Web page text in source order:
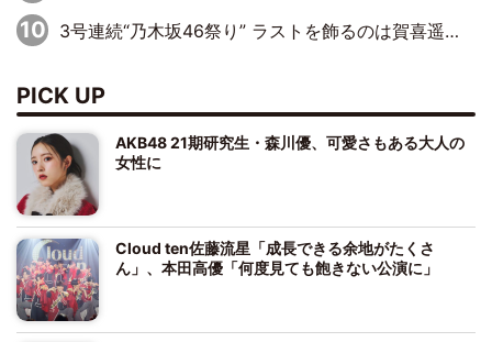
3号連続“乃木坂46祭り” ラストを飾るのは賀喜遥香…5年ぶりの登場に「5年分大人になった私を見ていただけたら」
PICK UP
AKB48 21期研究生・森川優、可愛さもある大人の
女性に
Cloud ten佐藤流星「成長できる余地がたくさ
ん」、本田高優「何度見ても飽きない公演に」